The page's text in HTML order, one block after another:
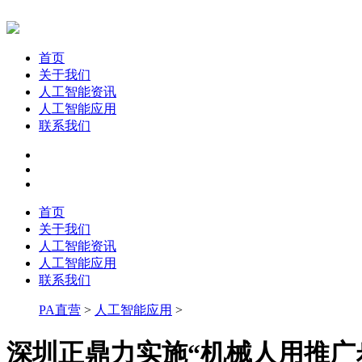
首页
关于我们
人工智能资讯
人工智能应用
联系我们
首页
关于我们
人工智能资讯
人工智能应用
联系我们
PA直营 > 人工智能应用 >
深圳正鼎力实施“机械人用推